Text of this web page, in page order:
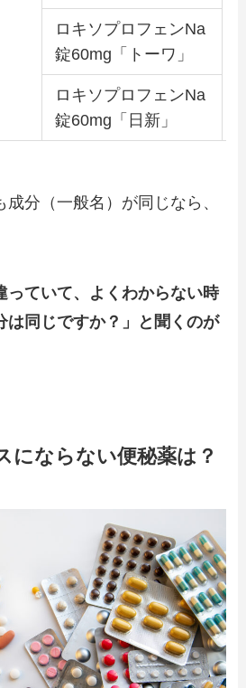
ロキソプロフェンNa
錠60mg「トーワ」
ロキソプロフェンNa
錠60mg「日新」
分（一般名）が同じなら、
っていて、よくわからない時
は同じですか？」と聞くのが
にならない便秘薬は？